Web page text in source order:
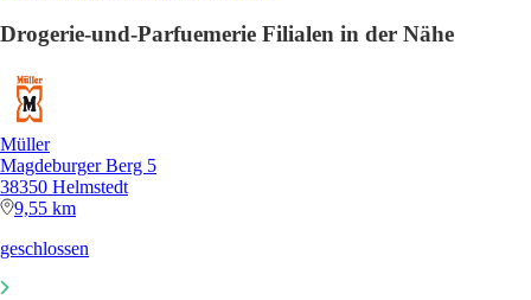
Drogerie-und-Parfuemerie Filialen in der Nähe
Müller
Magdeburger Berg 5
38350 Helmstedt
9,55 km
geschlossen